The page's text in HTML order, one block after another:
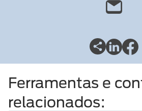
Ferramentas e
relacionados: